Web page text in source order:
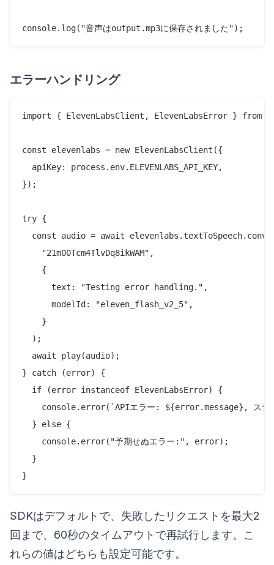
エラーハンドリング
import { ElevenLabsClient, ElevenLabsError } from
const elevenlabs = new ElevenLabsClient({
  apiKey: process.env.ELEVENLABS_API_KEY,
});
try {
const audio = await
    "21m00Tcm4TlvDq8ikWAM",
    {
      text: "Testing error handling.",
      modelId: "eleven_flash_v2_5",
    }
  );
  await play(audio);
} catch (error) {
  if (error instanceof ElevenLabsError) {
console.error(`APIエラー: ${error.message}, ス
  } else {
    console.error("予期せぬエラー:", error);
  }
SDKはデフォルトで、失敗したリクエストを最大2
回まで、60秒のタイムアウトで再試行します。こ
れらの値はどちらも設定可能です。